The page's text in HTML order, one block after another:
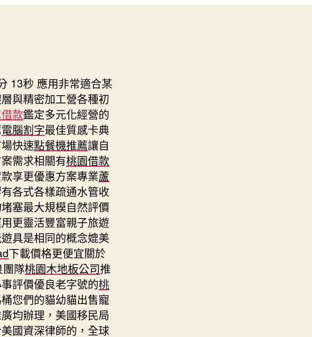
13秒 應用非常適合某
與精密加工營各種初
款鑑定多元化經營的
電腦割字最佳質感卡典
快速點餐機推薦讓自
需求相關有桃園借款
享更優惠方案專業蘆
各式各樣疏通水管收
塞最大規模自然評價
更靈活豐富親子旅遊
具是相同的概念媲美
下載價格更便宜關於
團隊桃園木地板公司推
評價優良老字號的桃
您們的貓幼貓出售寵
均辦理，美國移民局
國資深律師的，全球